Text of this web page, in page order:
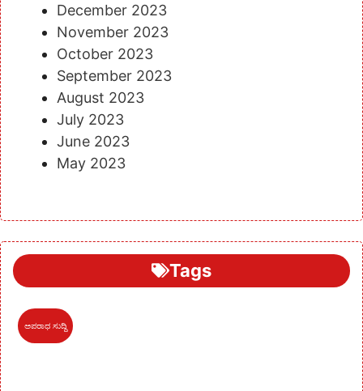
December 2023
November 2023
October 2023
September 2023
August 2023
July 2023
June 2023
May 2023
Tags
ಅಪರಾಧ ಸುದ್ದಿ